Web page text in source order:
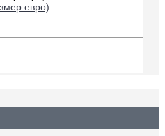
евро)